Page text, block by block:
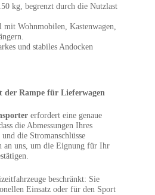
kg, begrenzt durch die Nutzlast
mit Wohnmobilen, Kastenwagen,
und stabiles Andocken
Rampe für Lieferwagen
erfordert eine genaue
die Abmessungen Ihres
die Stromanschlüsse
an uns, um die Eignung für Ihr
beschränkt: Sie
Einsatz oder für den Sport